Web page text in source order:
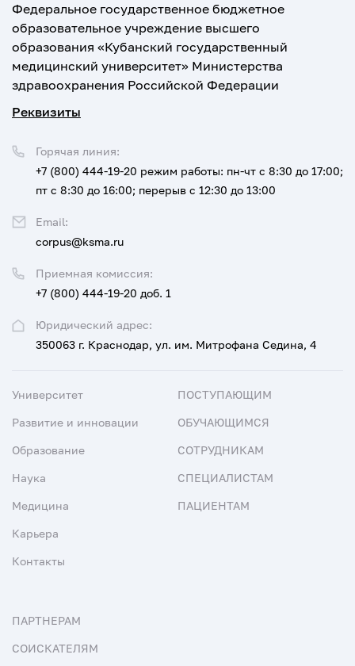
Федеральное государственное бюджетное
образовательное учреждение высшего
образования «Кубанский государственный
медицинский университет» Министерства
здравоохранения Российской Федерации
Реквизиты
Юридический адрес:
350063 г. Краснодар, ул. им. Митрофана Седина, 4
Приемная комиссия:
+7 (800) 444-19-20 доб. 1
Горячая линия:
+7 (800) 444-19-20 режим работы: пн-чт с 8:30 до 17:00;
пт с 8:30 до 16:00; перерыв с 12:30 до 13:00
Email:
corpus@ksma.ru
Университет
Развитие и инновации
Образование
Наука
Медицина
Карьера
Контакты
ПОСТУПАЮЩИМ
ОБУЧАЮЩИМСЯ
СОТРУДНИКАМ
СПЕЦИАЛИСТАМ
ПАЦИЕНТАМ
ПАРТНЕРАМ
СОИСКАТЕЛЯМ